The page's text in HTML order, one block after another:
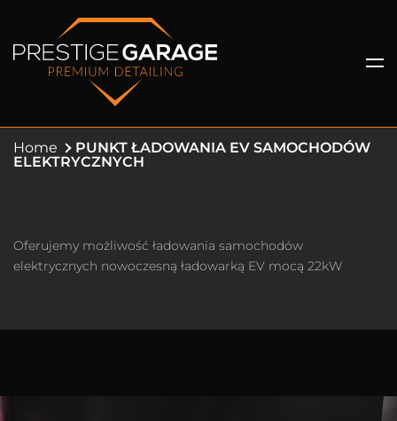
Home
PUNKT ŁADOWANIA EV SAMOCHODÓW
ELEKTRYCZNYCH
Oferujemy możliwość ładowania samochodów
elektrycznych nowoczesną ładowarką EV mocą 22kW